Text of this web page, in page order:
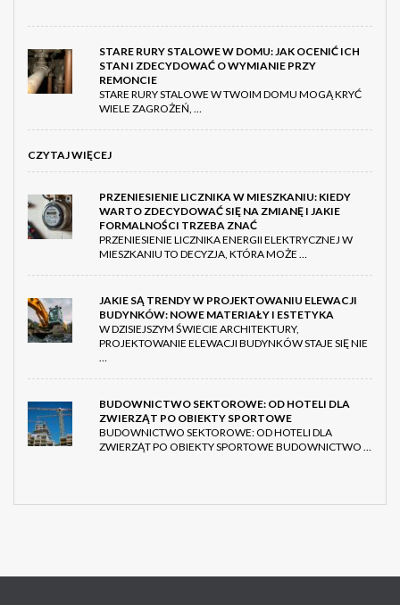
STARE RURY STALOWE W DOMU: JAK OCENIĆ ICH
STAN I ZDECYDOWAĆ O WYMIANIE PRZY
REMONCIE
STARE RURY STALOWE W TWOIM DOMU MOGĄ KRYĆ
WIELE ZAGROŻEŃ, …
CZYTAJ WIĘCEJ
PRZENIESIENIE LICZNIKA W MIESZKANIU: KIEDY
WARTO ZDECYDOWAĆ SIĘ NA ZMIANĘ I JAKIE
FORMALNOŚCI TRZEBA ZNAĆ
PRZENIESIENIE LICZNIKA ENERGII ELEKTRYCZNEJ W
MIESZKANIU TO DECYZJA, KTÓRA MOŻE …
JAKIE SĄ TRENDY W PROJEKTOWANIU ELEWACJI
BUDYNKÓW: NOWE MATERIAŁY I ESTETYKA
W DZISIEJSZYM ŚWIECIE ARCHITEKTURY,
PROJEKTOWANIE ELEWACJI BUDYNKÓW STAJE SIĘ NIE
…
BUDOWNICTWO SEKTOROWE: OD HOTELI DLA
ZWIERZĄT PO OBIEKTY SPORTOWE
BUDOWNICTWO SEKTOROWE: OD HOTELI DLA
ZWIERZĄT PO OBIEKTY SPORTOWE BUDOWNICTWO …